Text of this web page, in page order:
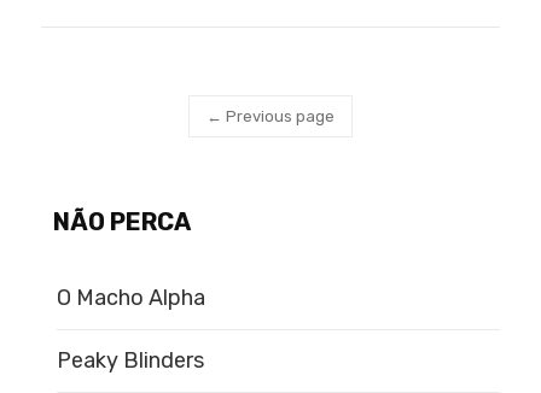
← Previous page
NÃO PERCA
O Macho Alpha
Peaky Blinders